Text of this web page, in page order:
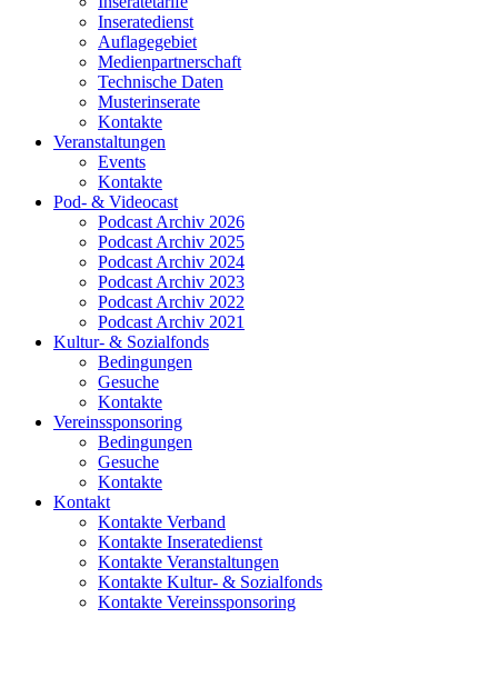
Inseratedienst
Auflagegebiet
Medienpartnerschaft
Technische Daten
Musterinserate
Kontakte
Veranstaltungen
Events
Kontakte
Pod- & Videocast
Podcast Archiv 2026
Podcast Archiv 2025
Podcast Archiv 2024
Podcast Archiv 2023
Podcast Archiv 2022
Podcast Archiv 2021
Kultur- & Sozialfonds
Bedingungen
Gesuche
Kontakte
Vereinssponsoring
Bedingungen
Gesuche
Kontakte
Kontakt
Kontakte Verband
Kontakte Inseratedienst
Kontakte Veranstaltungen
Kontakte Kultur- & Sozialfonds
Kontakte Vereinssponsoring